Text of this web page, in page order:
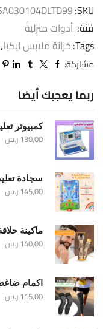
SKU:
فئة: أدوات منزلية
Tags: خزانة ملابس ايكيا,
مشاركة:
ربما يعجبك أيضا
كمبيوتر
130,00ر.س
سجادة
145,00ر.س
ماكينة
140,00ر.س
اكمام
115,00ر.س